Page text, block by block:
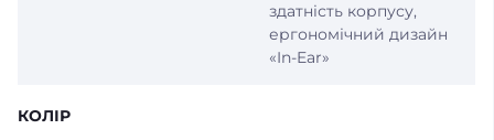
здатність корпусу,
ергономічний дизайн
«In-Ear»
КОЛІР